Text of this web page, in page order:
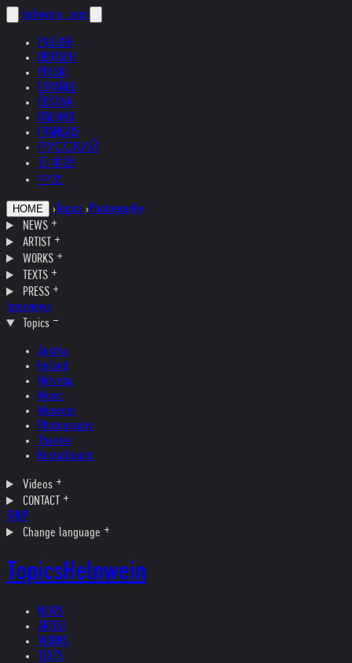
helnwein .com
ENGLISH
DEUTSCH
POLSKI
ESPAÑOL
ČEŠTINA
ITALIANO
FRANÇAIS
РУССКИЙ
日本語
中文
HOME › Topics ›Photography
NEWS
ARTIST
WORKS
TEXTS
PRESS
Interviews
Topics
Austria
Ireland
Helvetia
Music
Museum
Photography
Theater
Kristallnacht
Videos
CONTACT
SHOP
Change language
TopicsHelnwein
NEWS
ARTIST
WORKS
TEXTS